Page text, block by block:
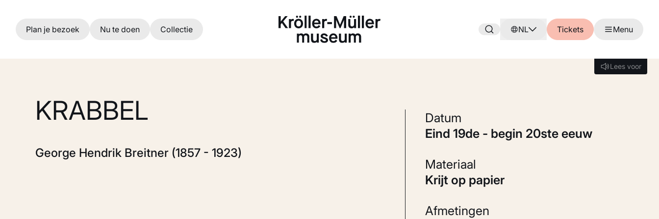
Ga naar hoofdinhoud
Plan je bezoek Nu te doen Collectie NL Tickets Menu
Lees voor
Lees voor
KRABBEL
George Hendrik Breitner (1857 - 1923)
Datum
eind 19de - begin 20ste eeuw
Materiaal
Krijt op papier
Afmetingen